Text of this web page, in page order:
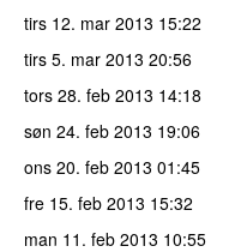
tirs 12. mar 2013 15:22
tirs 5. mar 2013 20:56
tors 28. feb 2013 14:18
søn 24. feb 2013 19:06
ons 20. feb 2013 01:45
fre 15. feb 2013 15:32
man 11. feb 2013 10:55